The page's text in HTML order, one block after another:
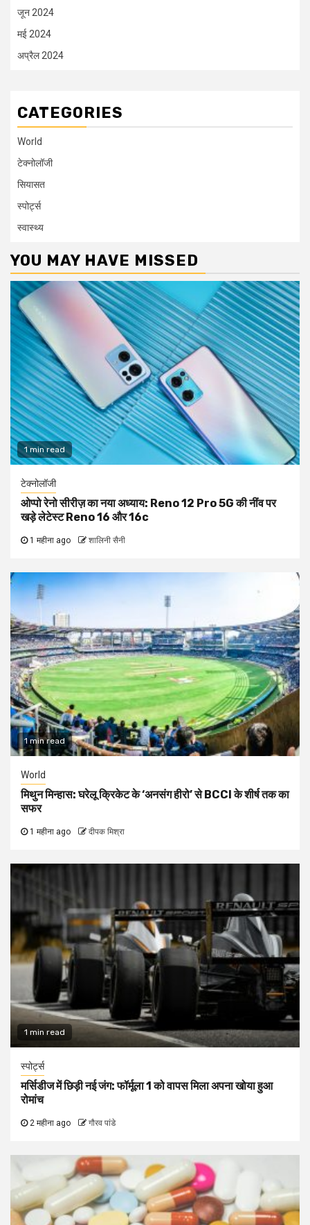
जून 2024
मई 2024
अप्रैल 2024
CATEGORIES
World
टेक्नोलॉजी
सियासत
स्पोर्ट्स
स्वास्थ्य
YOU MAY HAVE MISSED
1 min read
टेक्नोलॉजी
ओप्पो रेनो सीरीज़ का नया अध्याय: Reno 12 Pro 5G की नींव पर
खड़े लेटेस्ट Reno 16 और 16c
1 महीना ago शालिनी सैनी
1 min read
World
मिथुन मिन्हास: घरेलू क्रिकेट के ‘अनसंग हीरो’ से BCCI के शीर्ष तक का
सफर
1 महीना ago दीपक मिश्रा
1 min read
स्पोर्ट्स
मर्सिडीज में छिड़ी नई जंग: फॉर्मूला 1 को वापस मिला अपना खोया हुआ
रोमांच
2 महीना ago गौरव पांडे